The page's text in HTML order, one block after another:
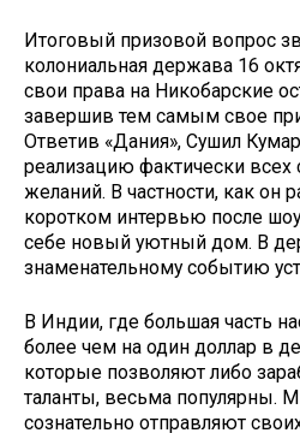
Итоговый призовой вопрос
колониальная держава 16
свои права на Никобарские
завершив тем самым свое
Ответив «Дания», Сушил
реализацию фактически всех
желаний. В частности, как он
коротком интервью после
себе новый уютный дом. В
знаменательному событию
В Индии, где большая часть
более чем на один доллар в
которые позволяют либо
таланты, весьма популярны.
сознательно отправляют